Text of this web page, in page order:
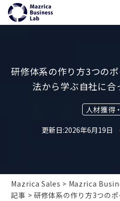
研修体系の作り方3つの
法から学ぶ自社に合
人材獲得
2026年6月19日
Mazrica Sales Mazrica
記事
研修体系の作り方3つの